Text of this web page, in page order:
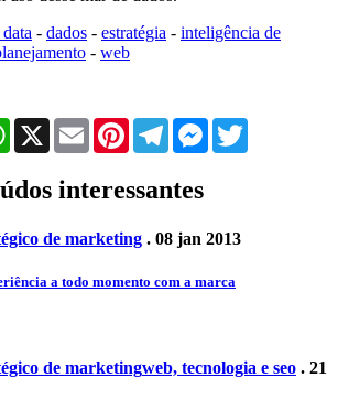
- dados - estratégia - inteligência de
- web
WhatsApp
X Email PinterestTelegramMessenger
interessantes
de marketing . 08 jan 2013
a todo momento com a marca
de marketingweb, tecnologia e seo . 21